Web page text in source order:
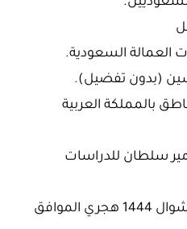
العمالة السعودية.
(بدون تفضيل).
بالمملكة العربية
سلطان للدراسات
تاريخ نشر الإعلان: 28 شوال 1444 هجري الموافق